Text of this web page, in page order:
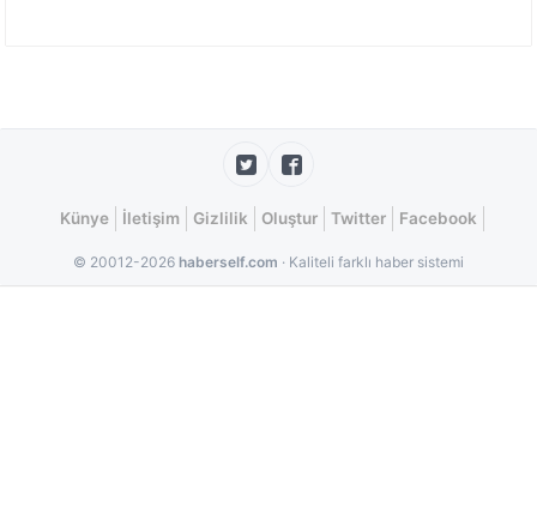
Künye İletişim Gizlilik Oluştur Twitter Facebook
© 20012-2026 haberself.com · Kaliteli farklı haber sistemi